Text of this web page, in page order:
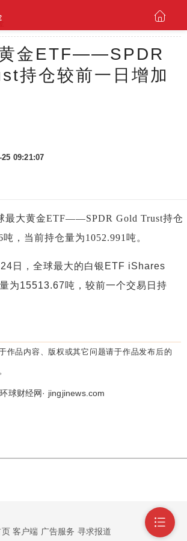
金ETF——SPDR
持仓较前一日增加
09:21:07
最大黄金ETF——SPDR Gold Trust持仓
，当前持仓量为1052.991吨。
日，全球最大的白银ETF iShares
为15513.67吨，较前一个交易日持
作品内容、版权或其它问题请于作品发布后的
环球财经网· jingjinews.com
页 客户端 广告服务 寻求报道